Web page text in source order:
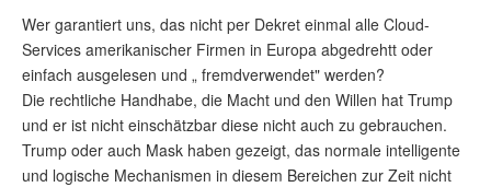
Wer garantiert uns, das nicht per Dekret einmal alle Cloud-
Services amerikanischer Firmen in Europa abgedrehtt oder
einfach ausgelesen und „ fremdverwendet" werden?
Die rechtliche Handhabe, die Macht und den Willen hat Trump
und er ist nicht einschätzbar diese nicht auch zu gebrauchen.
Trump oder auch Mask haben gezeigt, das normale intelligente
und logische Mechanismen in diesem Bereichen zur Zeit nicht